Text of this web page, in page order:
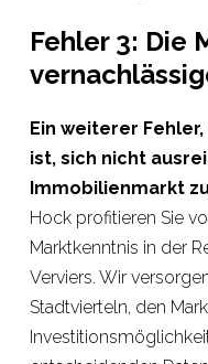
Fehler 3: Die
Ein weiterer
ist, sich nicht
Immobilienmarkt
Hock profitieren Sie
Marktkenntnis in der
Verviers. Wir
Stadtvierteln, den